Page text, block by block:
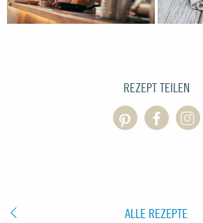
REZEPT TEILEN
ALLE REZEPTE